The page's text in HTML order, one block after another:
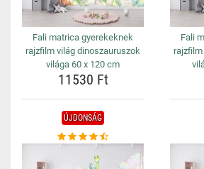
Fali matrica gyerekeknek
rajzfilm világ dinoszauruszok
világa 60 x 120 cm
11530 Ft
Fali
ÚJDONSÁG